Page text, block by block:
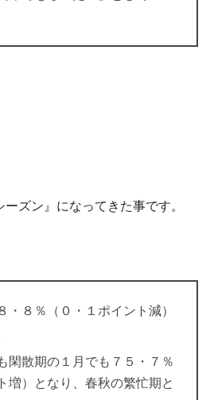
ズン』になってきた事です。
・８％（０・１ポイント減）
閑散期の１月でも７５・７％
増）となり、春秋の繁忙期と